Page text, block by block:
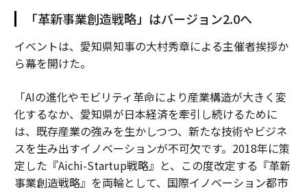
「革新事業創造戦略」はバージョン2.0へ
イベントは、愛知県知事の大村秀章による主催者挨拶か
ら幕を開けた。
「AIの進化やモビリティ革命により産業構造が大きく変
化するなか、愛知県が日本経済を牽引し続けるために
は、既存産業の強みを生かしつつ、新たな技術やビジネ
スを生み出すイノベーションが不可欠です。2018年に策
定した『Aichi-Startup戦略』と、この度改定する『革新
事業創造戦略』を両輪として、国際イノベーション都市